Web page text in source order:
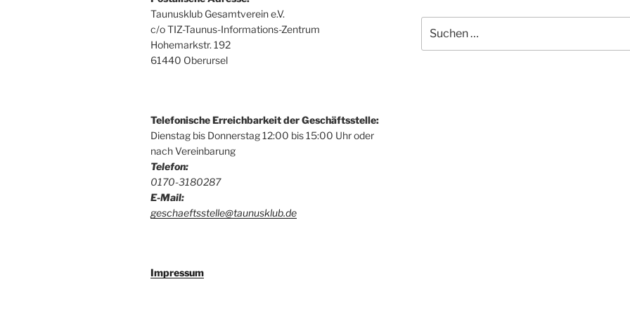
Taunusklub Gesamtverein e.V.
c/o TIZ-Taunus-Informations-Zentrum
Hohemarkstr. 192
61440 Oberursel
Telefonische Erreichbarkeit der Geschäftsstelle:
Dienstag bis Donnerstag 12:00 bis 15:00 Uhr oder
nach Vereinbarung
Telefon:
0170-3180287
E-Mail:
geschaeftsstelle@taunusklub.de
Impressum
nach: